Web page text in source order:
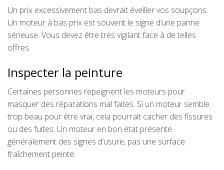
Un prix excessivement bas devrait éveiller vos soupçons.
Un moteur à bas prix est souvent le signe d’une panne
sérieuse. Vous devez être très vigilant face à de telles
offres.
Inspecter la peinture
Certaines personnes repeignent les moteurs pour
masquer des réparations mal faites. Si un moteur semble
trop beau pour être vrai, cela pourrait cacher des fissures
ou des fuites. Un moteur en bon état présente
généralement des signes d’usure, pas une surface
fraîchement peinte.